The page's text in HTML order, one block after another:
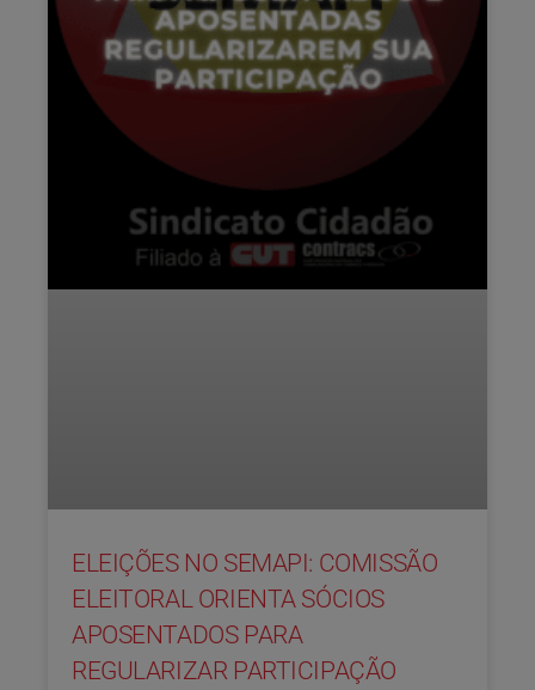
ELEIÇÕES NO SEMAPI: COMISSÃO
ELEITORAL ORIENTA SÓCIOS
APOSENTADOS PARA
REGULARIZAR PARTICIPAÇÃO